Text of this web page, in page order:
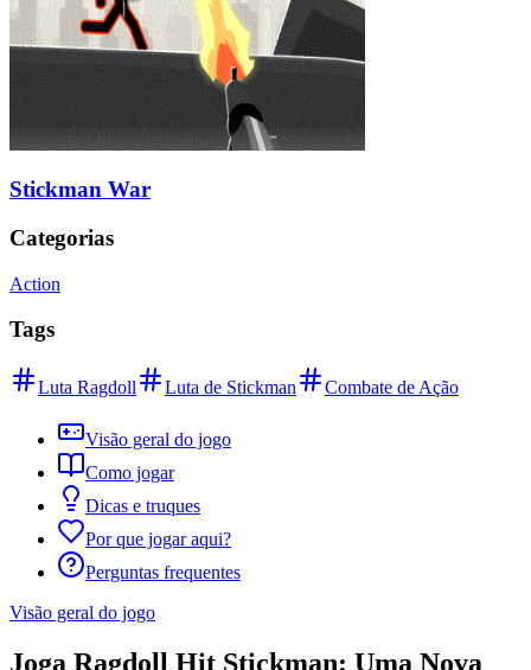
Stickman War
Categorias
Action
Tags
Luta Ragdoll Luta de Stickman Combate de Ação
Visão geral do jogo
Como jogar
Dicas e truques
Por que jogar aqui?
Perguntas frequentes
Visão geral do jogo
Joga Ragdoll Hit Stickman: Uma Nova